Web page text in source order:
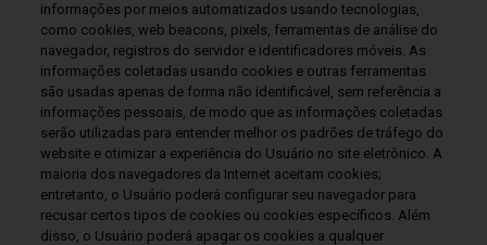
informações por meios automatizados usando tecnologias,
como cookies, web beacons, pixels, ferramentas de análise do
navegador, registros do servidor e identificadores móveis. As
informações coletadas usando cookies e outras ferramentas
são usadas apenas de forma não identificável, sem referência a
informações pessoais, de modo que as informações coletadas
serão utilizadas para entender melhor os padrões de tráfego do
website e otimizar a experiência do Usuário no site eletrônico. A
maioria dos navegadores da Internet aceitam cookies;
entretanto, o Usuário poderá configurar seu navegador para
recusar certos tipos de cookies ou cookies específicos. Além
disso, o Usuário poderá apagar os cookies a qualquer